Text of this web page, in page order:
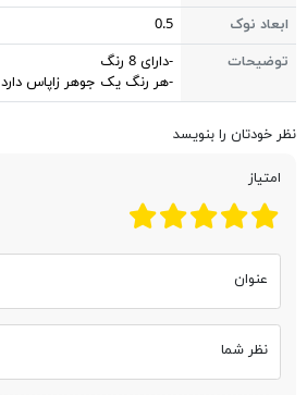
ابعاد نوک
0.5
توضیحات
-دارای 8 رنگ
-هر رنگ یک جوهر زاپاس دارد
نظر خودتان را بنویسد
امتیاز
عنوان
نظر شما